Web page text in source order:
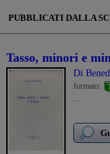
PUBBLICATI DALLA
Tasso, minori e
Di
formato:
...